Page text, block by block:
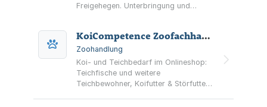
Freigehegen. Unterbringung und
Aufnahmebedingungen.
KoiCompetence Zoofachhandel
Zoohandlung
Koi- und Teichbedarf im Onlineshop:
Teichfische und weitere
Teichbewohner, Koifutter & Störfutter,